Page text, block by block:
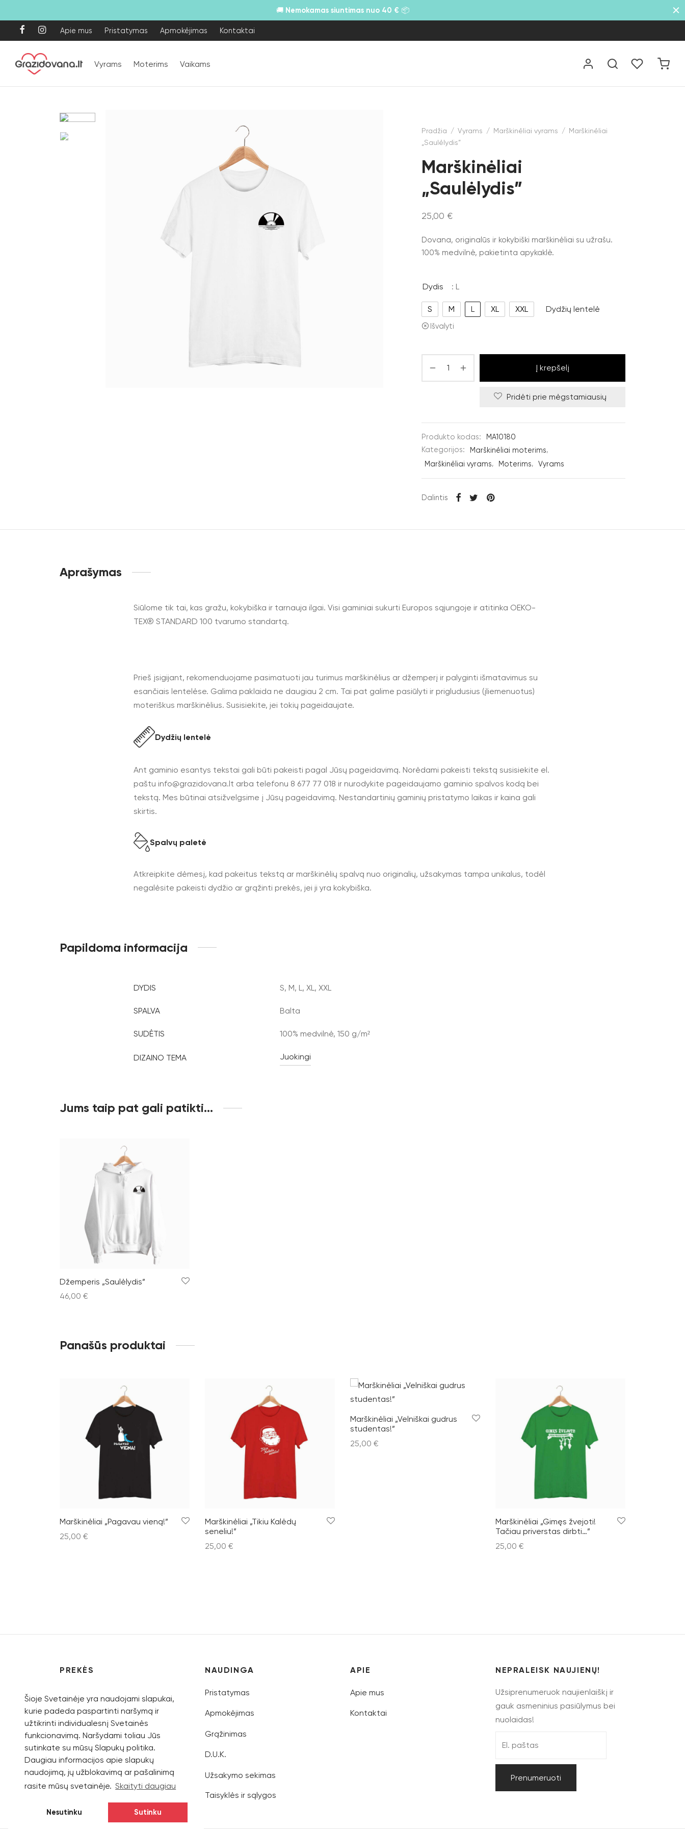
🚚 Nemokamas siuntimas nuo 40 € 📦
Apie mus Pristatymas Apmokėjimas Kontaktai
Vyrams Moterims Vaikams
Pradžia / Vyrams / Marškinėliai vyrams / Marškinėliai
„Saulėlydis”
Marškinėliai
„Saulėlydis”
25,00 €
Dovana, originalūs ir kokybiški marškinėliai su užrašu.
100% medvilnė, pakietinta apykaklė.
Dydis : L
S M L XL XXL Dydžių lentelė
Išvalyti
Į krepšelį
Pridėti prie mėgstamiausių
Produkto kodas:
MA10180
Kategorijos:
Marškinėliai moterims,
Marškinėliai vyrams, Moterims, Vyrams
Dalintis
Aprašymas
Siūlome tik tai, kas gražu, kokybiška ir tarnauja ilgai. Visi gaminiai sukurti Europos sąjungoje ir atitinka OEKO-
TEX® STANDARD 100 tvarumo standartą.
Prieš įsigijant, rekomenduojame pasimatuoti jau turimus marškinėlius ar džemperį ir palyginti išmatavimus su
esančiais lentelėse. Galima paklaida ne daugiau 2 cm. Tai pat galime pasiūlyti ir prigludusius (įliemenuotus)
moteriškus marškinėlius. Susisiekite, jei tokių pageidaujate.
Dydžių lentelė
Ant gaminio esantys tekstai gali būti pakeisti pagal Jūsų pageidavimą. Norėdami pakeisti tekstą susisiekite el.
paštu info@grazidovana.lt arba telefonu 8 677 77 018 ir nurodykite pageidaujamo gaminio spalvos kodą bei
tekstą. Mes būtinai atsižvelgsime į Jūsų pageidavimą. Nestandartinių gaminių pristatymo laikas ir kaina gali
skirtis.
Spalvų paletė
Atkreipkite dėmesį, kad pakeitus tekstą ar marškinėlių spalvą nuo originalių, užsakymas tampa unikalus, todėl
negalėsite pakeisti dydžio ar grąžinti prekės, jei ji yra kokybiška.
Papildoma informacija
DYDIS S, M, L, XL, XXL
SPALVA Balta
SUDĖTIS 100% medvilnė, 150 g/m²
DIZAINO TEMA Juokingi
Jums taip pat gali patikti…
Džemperis „Saulėlydis”
46,00 €
Panašūs produktai
Marškinėliai „Pagavau vieną!”
25,00 €
Marškinėliai „Tikiu Kalėdų
seneliu!”
25,00 €
Marškinėliai „Velniškai gudrus
studentas!”
25,00 €
Marškinėliai „Gimęs žvejoti!
Tačiau priverstas dirbti…”
25,00 €
PREKĖS
Moterims
Vaikams
Kolekcijos
NAUDINGA
Pristatymas
Apmokėjimas
Grąžinimas
D.U.K.
Užsakymo sekimas
Taisyklės ir sąlygos
APIE
Apie mus
Kontaktai
NEPRALEISK NAUJIENŲ!
Užsiprenumeruok naujienlaiškį ir
gauk asmeninius pasiūlymus bei
nuolaidas!
Prenumeruoti
Šioje Svetainėje yra naudojami slapukai,
kurie padeda paspartinti naršymą ir
užtikrinti individualesnį Svetainės
funkcionavimą. Naršydami toliau Jūs
sutinkate su mūsų Slapukų politika.
Daugiau informacijos apie slapukų
naudojimą, jų užblokavimą ar pašalinimą
rasite mūsų svetainėje. Skaityti daugiau
Nesutinku Sutinku